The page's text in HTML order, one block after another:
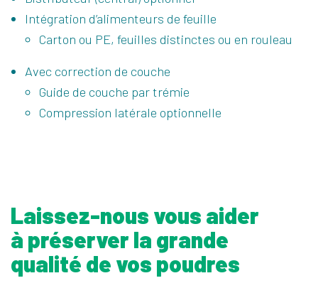
Intégration d’alimenteurs de feuille
Carton ou PE, feuilles distinctes ou en rouleau
Avec correction de couche
Guide de couche par trémie
Compression latérale optionnelle
Laissez-nous vous aider
à préserver la grande
qualité de vos poudres